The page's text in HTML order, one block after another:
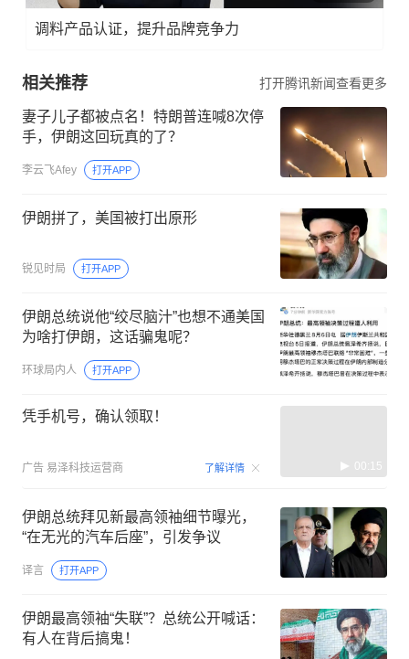
调料产品认证，提升品牌竞争力
相关推荐 打开腾讯新闻查看更多
妻子儿子都被点名！特朗普连喊8次停
手，伊朗这回玩真的了？
李云飞Afey 打开APP
伊朗拼了，美国被打出原形
锐见时局 打开APP
伊朗总统说他“绞尽脑汁”也想不通美国
为啥打伊朗，这话骗鬼呢？
环球局内人 打开APP
凭手机号，确认领取！
广告 易泽科技运营商 了解详情 00:15
伊朗总统拜见新最高领袖细节曝光，
“在无光的汽车后座”，引发争议
译言 打开APP
伊朗最高领袖“失联”？总统公开喊话：
有人在背后搞鬼！